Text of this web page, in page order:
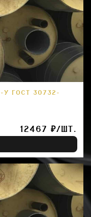
У ГОСТ 30732-
12467 ₽/ШТ.